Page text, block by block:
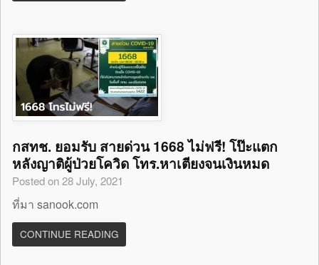
กสทช. ยอมรับ สายด่วน 1668 ไม่ฟรี! โป๊ะแตก
หลังญาติผู้ป่วยโควิด โทร.หาเตียงจนเงินหมด
Posted on 28 July, 2021
ที่มา sanook.com
CONTINUE READING